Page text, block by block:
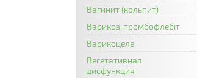
Вагинит (кольпит)
Варикоз, тромбофлебіт
Варикоцеле
Вегетативная
дисфункция